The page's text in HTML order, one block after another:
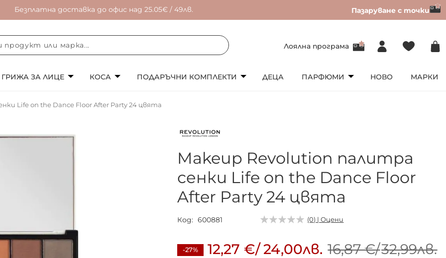
Безплатна доставка до офис над 25.05€ / 49лв. Пазаруване с точки
Лоялна програма
ГРИЖА ЗА ЛИЦЕ КОСА ПОДАРЪЧНИ КОМПЛЕКТИ ДЕЦА ПАРФЮМИ НОВО МАРКИ
Life on the Dance Floor After Party 24 цвята
Makeup Revolution палитра
сенки Life on the Dance Floor
After Party 24 цвята
Код 600881 (0) | Оцени
-27% 12,27 €/24,00лв. 16,87 €/32,99лв.